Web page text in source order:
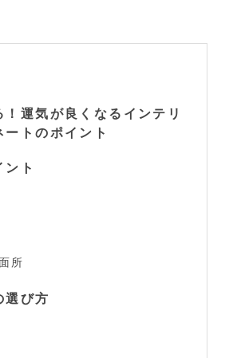
！運気が良くなるインテリ
ートのポイント
ント
所
選び方